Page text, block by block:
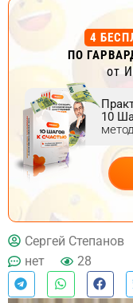
4
ПО
от
10
ДЕЙСТВУЙ
Сергей Степанов
нет
28